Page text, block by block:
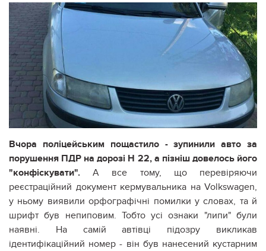
Вчора поліцейським пощастило - зупинили авто за
порушення ПДР на дорозі Н 22, а пізніш довелось його
"конфіскувати". А все тому, що перевіряючи
реєстраційний документ кермувальника на Volkswagen,
у ньому виявили орфографічні помилки у словах, та й
шрифт був непиповим. Тобто усі ознаки "липи" були
наявні. На самій автівці підозру викликав
ідентифікаційний номер - він був нанесений кустарним